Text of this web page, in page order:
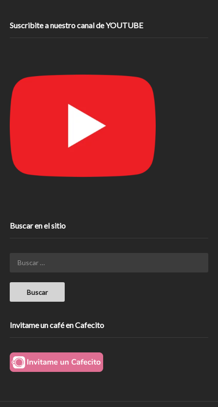
Suscribite a nuestro canal de YOUTUBE
Buscar en el sitio
Invitame un café en Cafecito